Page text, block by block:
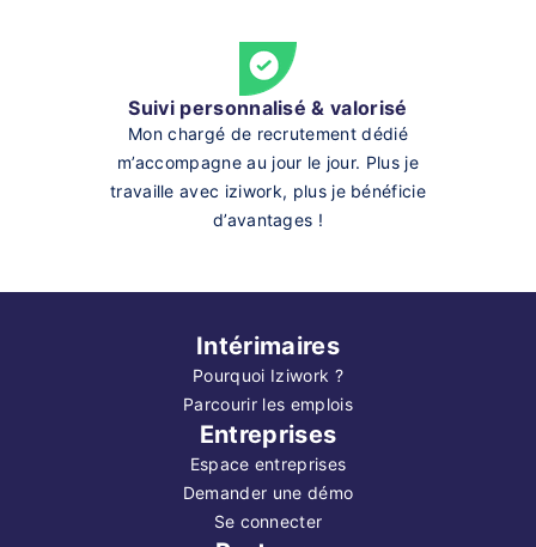
Suivi personnalisé & valorisé
Mon chargé de recrutement dédié
m’accompagne au jour le jour. Plus je
travaille avec iziwork, plus je bénéficie
d’avantages !
Intérimaires
Pourquoi Iziwork ?
Parcourir les emplois
Entreprises
Espace entreprises
Demander une démo
Se connecter